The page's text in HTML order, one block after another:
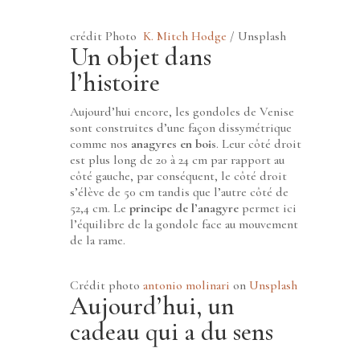
crédit Photo K. Mitch Hodge / Unsplash
Un objet dans
l’histoire
Aujourd’hui encore, les gondoles de Venise
sont construites d’une façon dissymétrique
comme nos anagyres en bois. Leur côté droit
est plus long de 20 à 24 cm par rapport au
côté gauche, par conséquent, le côté droit
s’élève de 50 cm tandis que l’autre côté de
52,4 cm. Le principe de l’anagyre permet ici
l’équilibre de la gondole face au mouvement
de la rame.
Crédit photo antonio molinari on Unsplash
Aujourd’hui, un
cadeau qui a du sens